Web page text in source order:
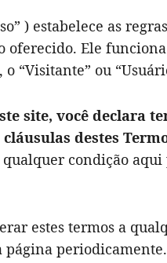
) estabelece as
oferecido. Ele
o “Visitante” ou
site, você declara
destes
qualquer condição
estes termos a
periodicamente.